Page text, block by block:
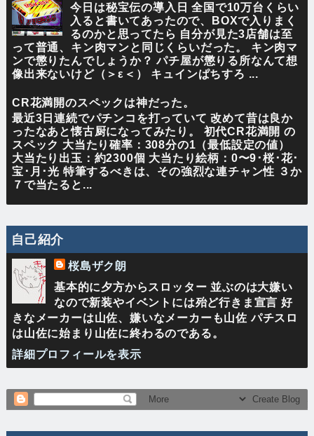
今日は秘宝伝の導入日 全国で10万台くらい
入ると書いてあったので、BOXで入りまく
るのかと思ってたら 自分が見た3店舗は至
って普通、キン肉マンと同じくらいだった。 キン肉マ
ンで懲りたんでしょうか？ パチ屋が懲りる所なんて想
像出来ないけど（＞ε＜） キュインぱちすろ ...
CR花満開のスペックは神だった。
最近3日連続でパチンコを打っていて 改めて昔は良か
ったなあと懐古厨になってみたり。 初代CR花満開 の
スペック 大当たり確率：308分の1（最低設定の値）
大当たり出玉：約2300個 大当たり絵柄：0〜9･桜･花･
宝･月･光 特筆するべきは、その強烈な連チャン性 ３か
７で当たると...
自己紹介
桜島ザク朗
基本的に夕方からスロッター 並ぶのは大嫌い
なので新装やイベントには殆ど行きま宣言 好
きなメーカーは山佐、嫌いなメーカーも山佐 パチスロ
は山佐に始まり山佐に終わるのである。
詳細プロフィールを表示